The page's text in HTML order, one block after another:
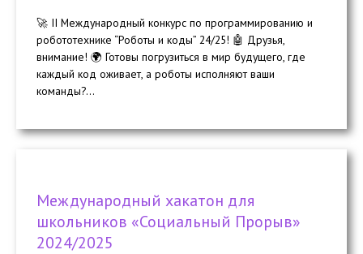
🚀 II Международный конкурс по программированию и
робототехнике “Роботы и коды” 24/25! 🤖 Друзья,
внимание! 🌍 Готовы погрузиться в мир будущего, где
каждый код оживает, а роботы исполняют ваши
команды?...
Международный хакатон для
школьников «Социальный Прорыв»
2024/2025